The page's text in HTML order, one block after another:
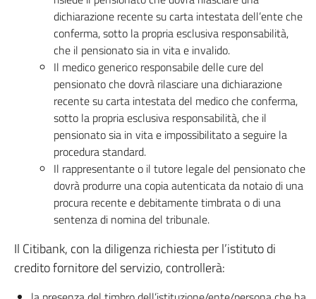
dichiarazione recente su carta intestata dell’ente che
conferma, sotto la propria esclusiva responsabilità,
che il pensionato sia in vita e invalido.
Il medico generico responsabile delle cure del
pensionato che dovrà rilasciare una dichiarazione
recente su carta intestata del medico che conferma,
sotto la propria esclusiva responsabilità, che il
pensionato sia in vita e impossibilitato a seguire la
procedura standard.
Il rappresentante o il tutore legale del pensionato che
dovrà produrre una copia autenticata da notaio di una
procura recente e debitamente timbrata o di una
sentenza di nomina del tribunale.
Il Citibank, con la diligenza richiesta per l’istituto di
credito fornitore del servizio, controllerà: